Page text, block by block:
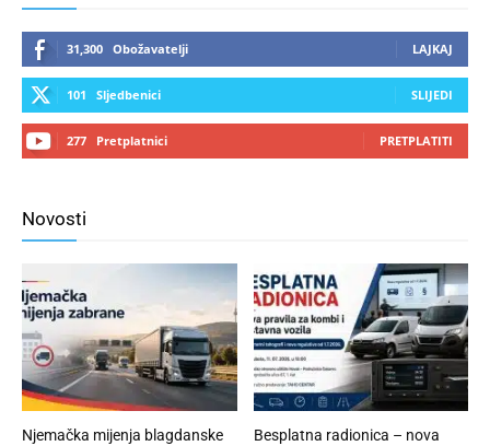
31,300 Obožavatelji LAJKAJ
101 Sljedbenici SLIJEDI
277 Pretplatnici PRETPLATITI
Novosti
Njemačka mijenja blagdanske
Besplatna radionica – nova